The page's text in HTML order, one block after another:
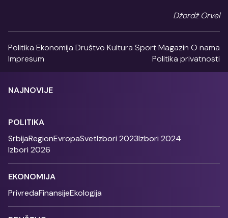
Džordž Orvel
Politika Ekonomija Društvo Kultura SportMagazin O nama
Impresum
Politika privatnosti
NAJNOVIJE
POLITIKA
SrbijaRegionEvropaSvetIzbori 2023Izbori 2024
Izbori 2026
EKONOMIJA
PrivredaFinansijeEkologija